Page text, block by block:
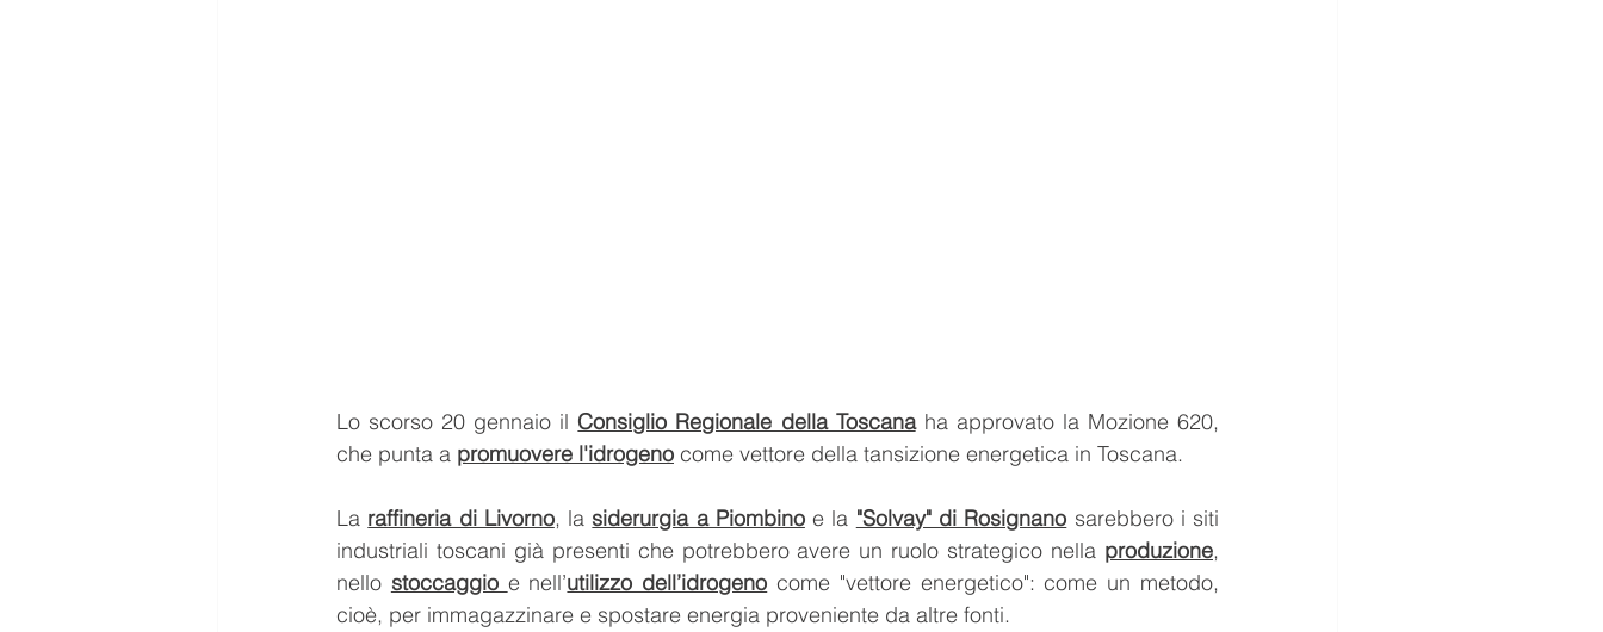
Lo scorso 20 gennaio il Consiglio Regionale della Toscana ha approvato la Mozione 620,
che punta a promuovere l'idrogeno come vettore della tansizione energetica in Toscana.
La raffineria di Livorno, la siderurgia a Piombino e la "Solvay" di Rosignano sarebbero i siti
industriali toscani già presenti che potrebbero avere un ruolo strategico nella produzione,
nello stoccaggio e nell’utilizzo dell’idrogeno come "vettore energetico": come un metodo,
cioè, per immagazzinare e spostare energia proveniente da altre fonti.